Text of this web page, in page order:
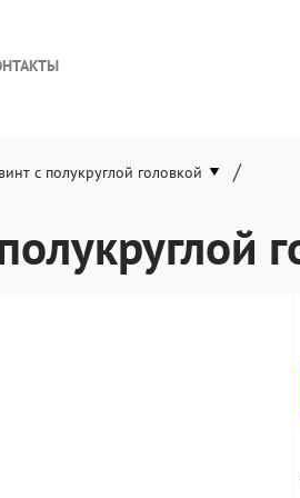
с полукруглой головкой /